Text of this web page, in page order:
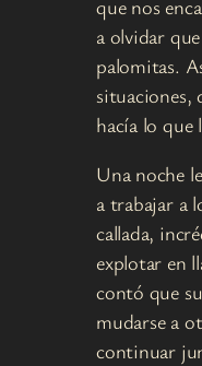
que nos
a olvidar
palomitas.
situaciones,
hacía lo que
Una noche
a trabajar a
callada,
explotar en
contó que
mudarse a
continuar